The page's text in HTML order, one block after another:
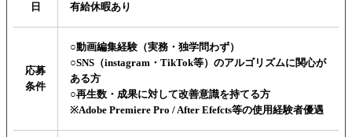
日
有給休暇あり
応募
条件
○動画編集経験（実務・独学問わず）
○SNS（instagram・TikTok等）のアルゴリズムに関心が
ある方
○再生数・成果に対して改善意識を持てる方
※Adobe Premiere Pro / After Efefcts等の使用経験者優遇